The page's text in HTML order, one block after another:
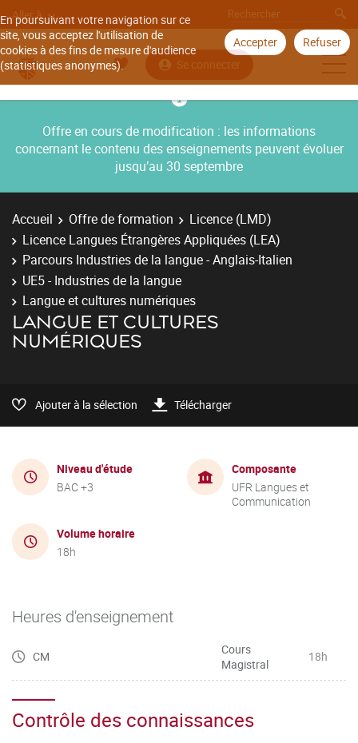
En poursuivant votre navigation sur ce
site, vous acceptez l'utilisation de
cookies à des fins de mesure d'audience
(statistiques anonymes).
Accepter Refuser
Aller à
Se connecter
Offre en cours de modification : les informations
concernant le contenu des enseignements peuvent évoluer
jusqu’au 30 septembre
Accueil Offre de formation
Licence (LMD)
Licence Langues Étrangères Appliquées (LEA)
Parcours Industries de la langue - Anglais-Italien
UE5 - Industries de la langue
Langue et cultures numériques
LANGUE ET CULTURES
NUMÉRIQUES
Ajouter à la sélection Télécharger
Niveau d'étude
BAC +3
Composante
UFR Langues et
Communication
Volume horaire
18h
Heures d'enseignement
CM
Cours
Magistral
18h
Contrôle des connaissances